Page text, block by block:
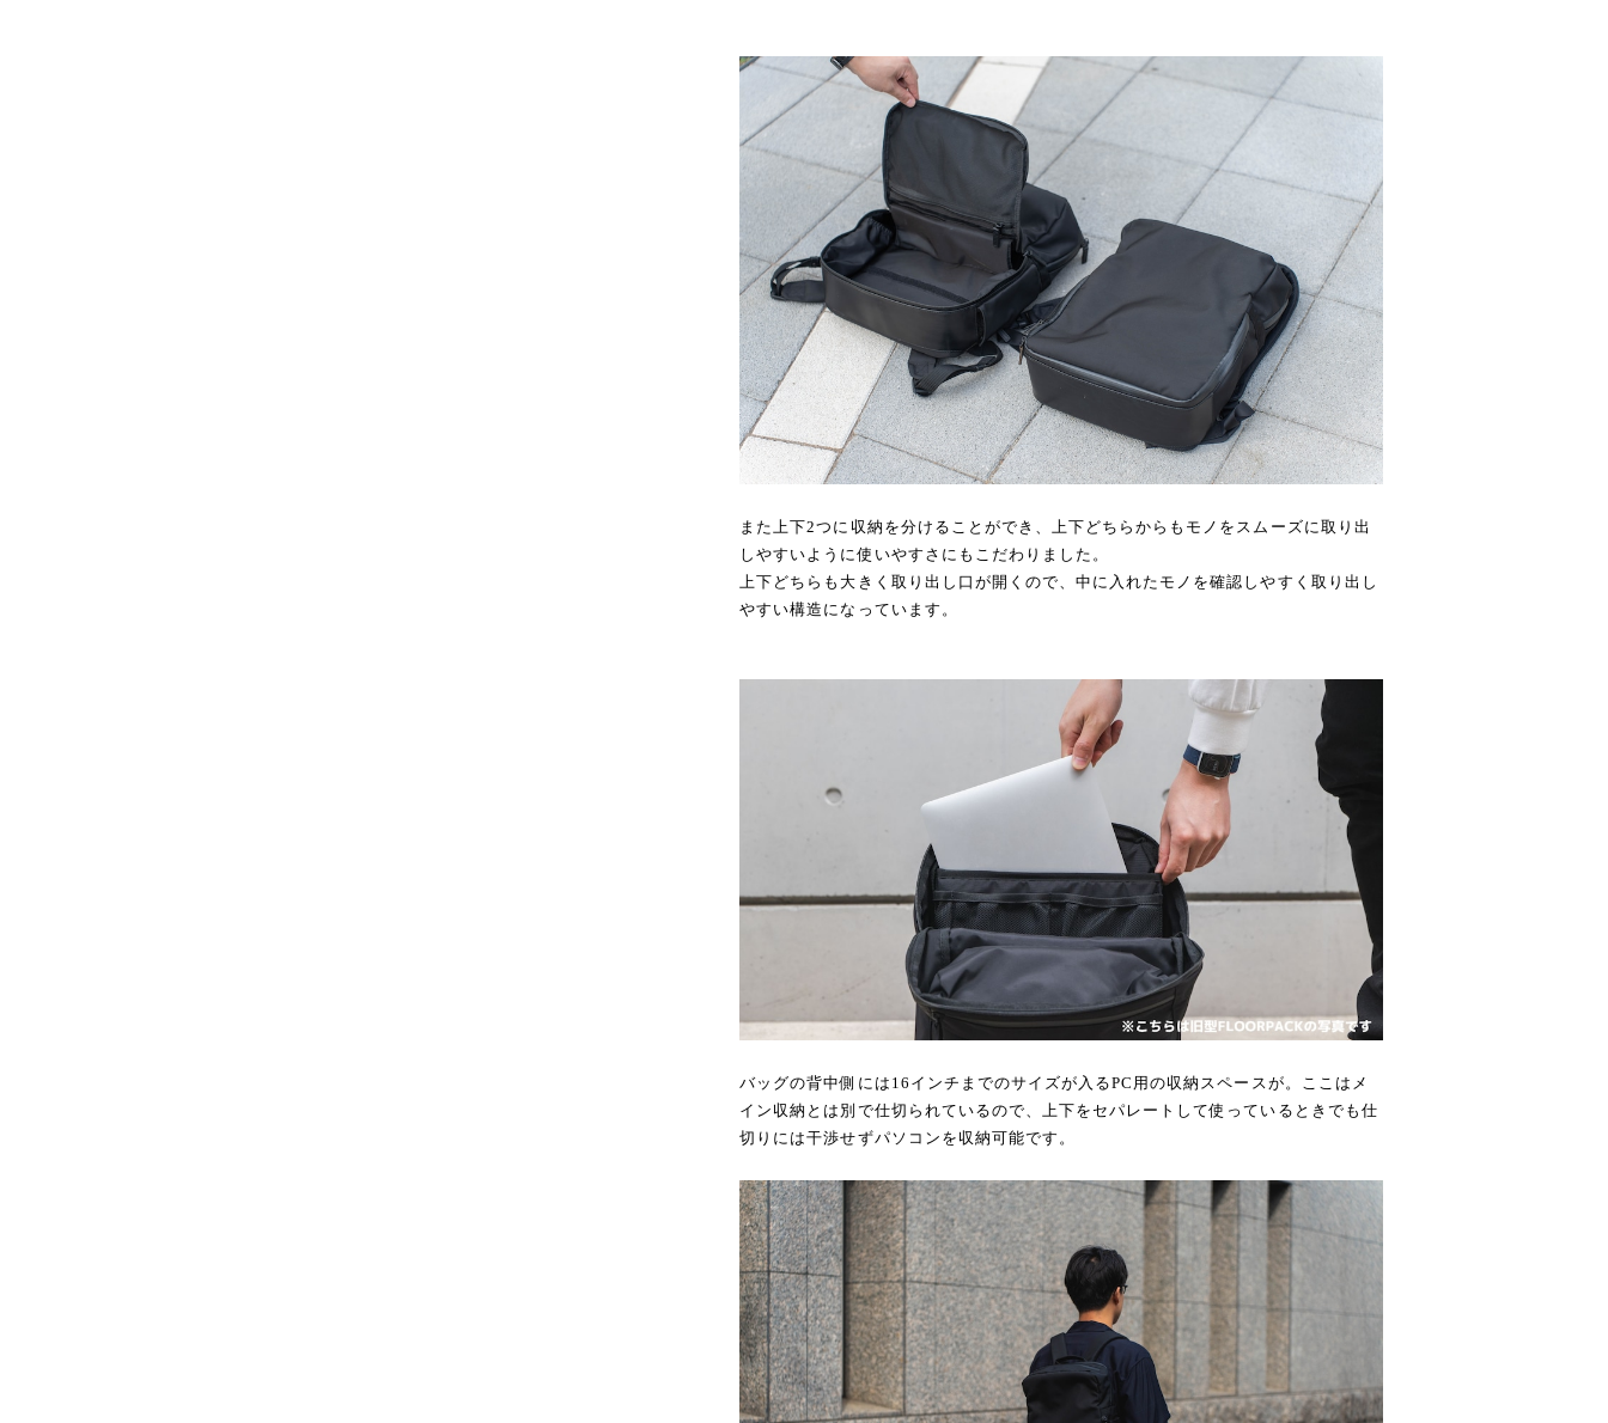
また上下2つに収納を分けることができ、上下どちらからもモノをスムーズに取り出
しやすいように使いやすさにもこだわりました。
上下どちらも大きく取り出し口が開くので、中に入れたモノを確認しやすく取り出し
やすい構造になっています。
バッグの背中側には16インチまでのサイズが入るPC用の収納スペースが。ここはメ
イン収納とは別で仕切られているので、上下をセパレートして使っているときでも仕
切りには干渉せずパソコンを収納可能です。